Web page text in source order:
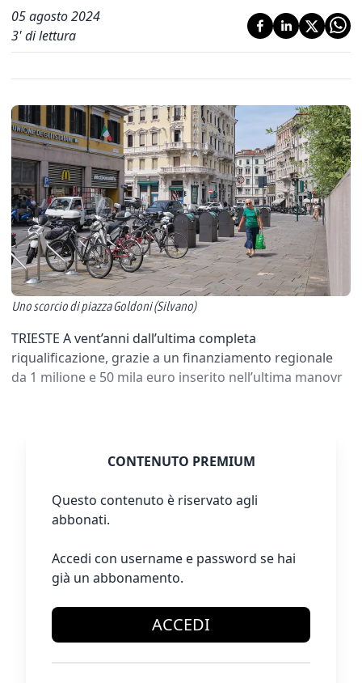
05 agosto 2024
3' di lettura
Uno scorcio di piazza Goldoni (Silvano)
TRIESTE A vent’anni dall’ultima completa
riqualificazione, grazie a un finanziamento regionale
da 1 milione e 50 mila euro inserito nell’ultima manovr
CONTENUTO PREMIUM
Questo contenuto è riservato agli
abbonati.
Accedi con username e password se hai
già un abbonamento.
ACCEDI